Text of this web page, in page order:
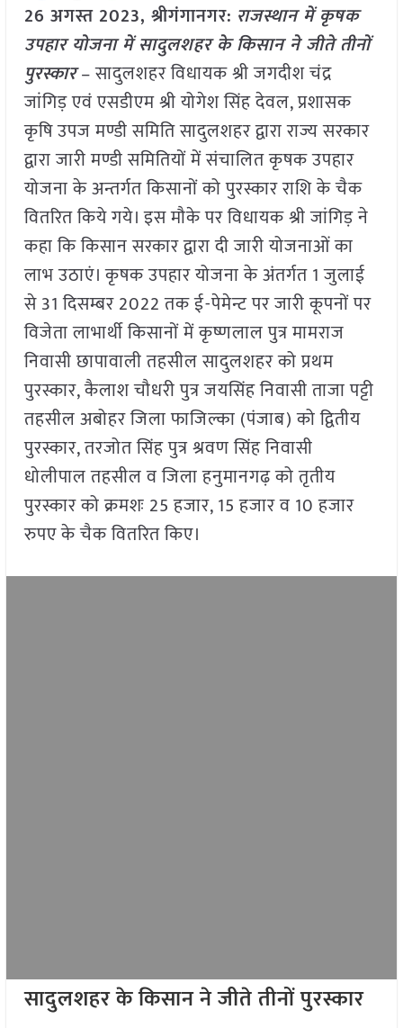
26 अगस्त 2023, श्रीगंगानगर: राजस्थान में कृषक
उपहार योजना में सादुलशहर के किसान ने जीते तीनों
पुरस्कार– सादुलशहर विधायक श्री जगदीश चंद्र
जांगिड़ एवं एसडीएम श्री योगेश सिंह देवल, प्रशासक
कृषि उपज मण्डी समिति सादुलशहर द्वारा राज्य सरकार
द्वारा जारी मण्डी समितियों में संचालित कृषक उपहार
योजना के अन्तर्गत किसानों को पुरस्कार राशि के चैक
वितरित किये गये। इस मौके पर विधायक श्री जांगिड़ ने
कहा कि किसान सरकार द्वारा दी जारी योजनाओं का
लाभ उठाएं। कृषक उपहार योजना के अंतर्गत 1 जुलाई
से 31 दिसम्बर 2022 तक ई-पेमेन्ट पर जारी कूपनों पर
विजेता लाभार्थी किसानों में कृष्णलाल पुत्र मामराज
निवासी छापावाली तहसील सादुलशहर को प्रथम
पुरस्कार, कैलाश चौधरी पुत्र जयसिंह निवासी ताजा पट्टी
तहसील अबोहर जिला फाजिल्का (पंजाब) को द्वितीय
पुरस्कार, तरजोत सिंह पुत्र श्रवण सिंह निवासी
धोलीपाल तहसील व जिला हनुमानगढ़ को तृतीय
पुरस्कार को क्रमशः 25 हजार, 15 हजार व 10 हजार
रुपए के चैक वितरित किए।
सादुलशहर के किसान ने जीते तीनों पुरस्कार